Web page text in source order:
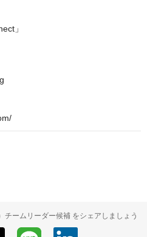
」
チームリーダー候補 をシェアしましょう